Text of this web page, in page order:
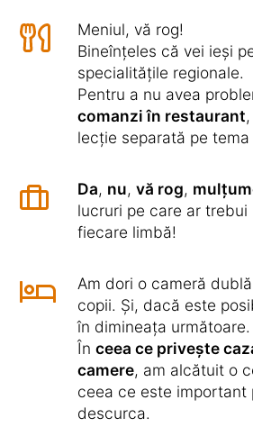
Meniul, vă rog!
Bineînțeles că vei ieși
specialitățile regionale.
Pentru a nu avea
comanzi în restaurant
lecție separată pe tema
Da, nu, vă rog,
lucruri pe care ar trebui
fiecare limbă!
Am dori o cameră
copii. Și, dacă este
în dimineața următoare.
În ceea ce privește
camere, am alcătuit o
ceea ce este important
descurca.